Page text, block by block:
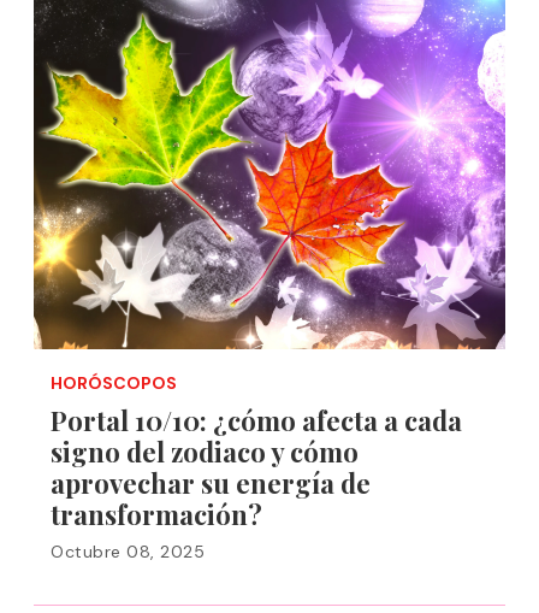
HORÓSCOPOS
Portal 10/10: ¿cómo afecta a cada
signo del zodiaco y cómo
aprovechar su energía de
transformación?
Octubre 08, 2025